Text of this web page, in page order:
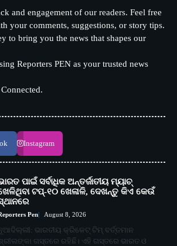
and engagement of our readers. Feel free
your comments, suggestions, or story tips.
to bring you the news that shapes our
Reporters PEN as your trusted news
Instagram
ପାଇଁ ସର୍ବାଧିକ ଅନ୍ତର୍ଜାତୀୟ ମ୍ୟାଚ୍
ଟପ୍-୧୦ ଖେଳାଳି, ଦେଖନ୍ତୁ କିଏ କେଉଁ
Pen August 8, 2026
ଭାରତୀୟ କ୍ରିକେଟ୍ ଟିମ୍ ବର୍ତ୍ତମାନ
ଗସ୍ତରେ ରହିଛି। ଏହି ଗସ୍ତରେ ଭାରତ ଓ